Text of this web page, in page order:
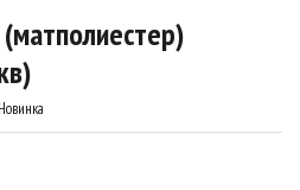
(матполиестер)
Новинка